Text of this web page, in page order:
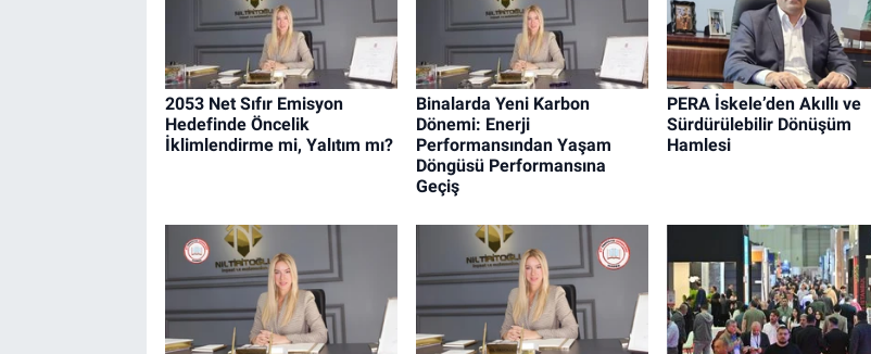
2053 Net Sıfır Emisyon
Hedefinde Öncelik
İklimlendirme mi, Yalıtım mı?
Binalarda Yeni Karbon
Dönemi: Enerji
Performansından Yaşam
Döngüsü Performansına
Geçiş
PERA İskele’den Akıllı ve
Sürdürülebilir Dönüşüm
Hamlesi